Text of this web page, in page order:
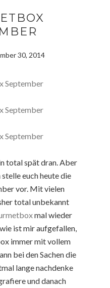
30, 2014
total spät dran. Aber
euch heute die
vor. Mit vielen
total unbekannt
mal wieder
ist mir aufgefallen,
immer mit vollem
bei den Sachen die
lange nachdenke
und danach